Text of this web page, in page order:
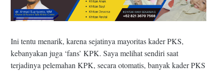
Ini tentu menarik, karena sejatinya mayoritas kader PKS,
kebanyakan juga ‘fans’ KPK. Saya melihat sendiri saat
terjadinya pelemahan KPK, secara otomatis, banyak kader PKS